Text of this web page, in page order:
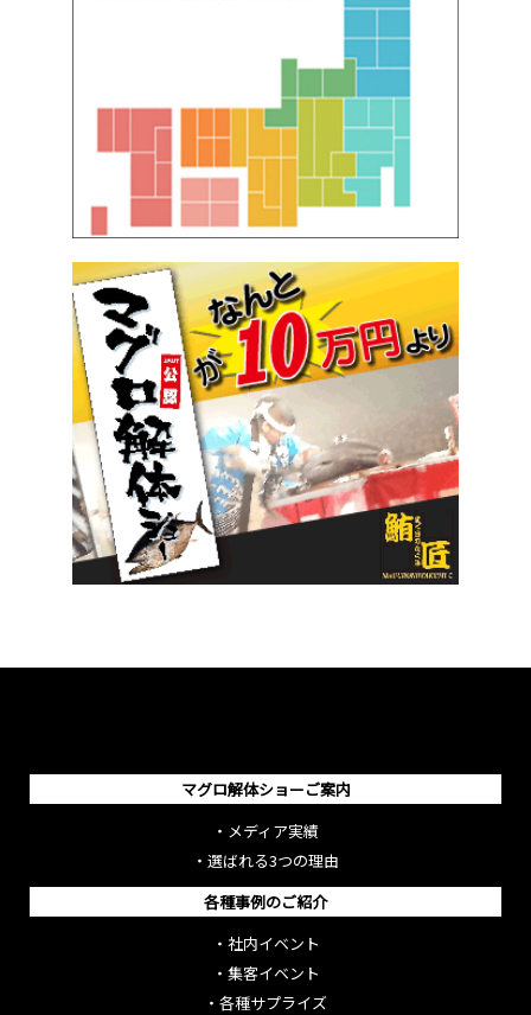
マグロ解体ショーご案内
・ メディア実績
・ 選ばれる3つの理由
各種事例のご紹介
・ 社内イベント
・ 集客イベント
・ 各種サプライズ